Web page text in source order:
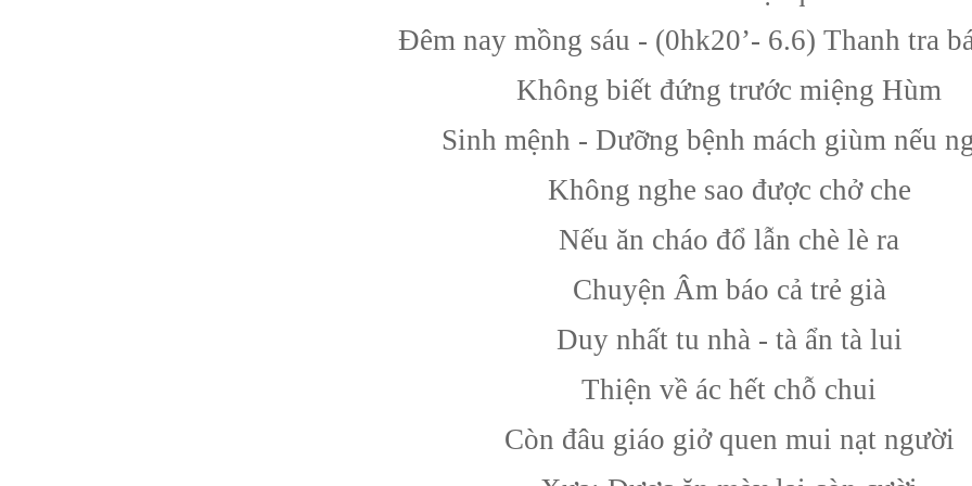
Đêm nay mồng sáu - (0hk20’- 6.6) Thanh tra
Không biết đứng trước miệng Hùm
Sinh mệnh - Dưỡng bệnh mách giùm nếu
Không nghe sao được chở che
Nếu ăn cháo đổ lẫn chè lè ra
Chuyện Âm báo cả trẻ già
Duy nhất tu nhà - tà ẩn tà lui
Thiện về ác hết chỗ chui
Còn đâu giáo giở quen mui nạt người